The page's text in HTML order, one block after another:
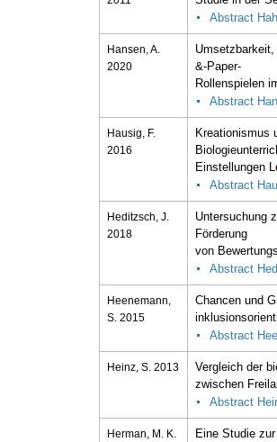
Abstract
Hansen, A.
2020
&-Paper-
Rollenspielen
Abstract
Hausig, F.
2016
Kreationismus
Einstellungen
Abstract
Heditzsch, J.
2018
Untersuchung
Förderung
von
Abstract
Heenemann,
S. 2015
Chancen und
Abstract
Heinz, S. 2013
Vergleich der
zwischen
Abstract
Herman, M. K.
Eine Studie